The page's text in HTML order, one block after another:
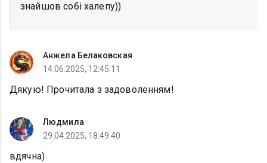
знайшов собі халепу))
Анжела Белаковская
14.06.2025, 12:45:11
Дякую! Прочитала з задоволенням!
Людмила
29.04.2025, 18:49:40
вдячна)